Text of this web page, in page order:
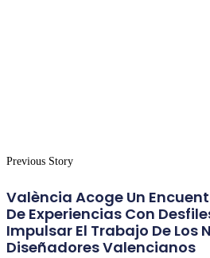
Previous Story
València Acoge Un
De Experiencias Con
Impulsar El Trabajo De Los
Diseñadores Valencianos